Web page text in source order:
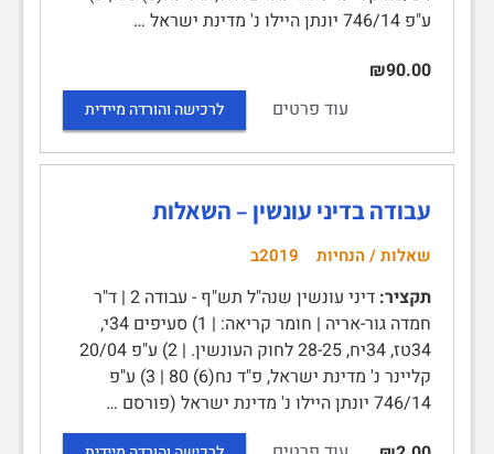
ע"פ 746/14 יונתן היילו נ' מדינת ישראל …
₪90.00
עוד פרטים
לרכישה והורדה מיידית
עבודה בדיני עונשין – השאלות
שאלות / הנחיות 2019ב
תקציר:
דיני עונשין שנה"ל תש"ף - עבודה 2 | ד"ר
חמדה גור-אריה | חומר קריאה: | 1) סעיפים 34י,
34טז, 34יח, 28-25 לחוק העונשין. | 2) ע"פ 20/04
קליינר נ' מדינת ישראל, פ"ד נח(6) 80 | 3) ע"פ
746/14 יונתן היילו נ' מדינת ישראל (פורסם …